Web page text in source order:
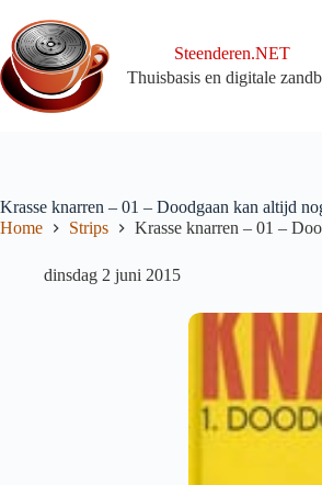
naar
de
inhoud
Steenderen.NET
Thuisbasis en digitale
Krasse knarren – 01 – Doodgaan kan altijd
Home
Strips Krasse knarren – 01 –
dinsdag 2 juni 2015